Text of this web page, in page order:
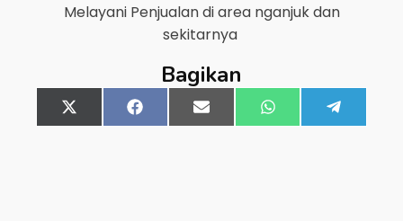
Melayani Penjualan di area nganjukdan
sekitarnya
Bagikan
Share
on
X
(Twitter)
Share
on
FacebookShare
on
Email Share
on
WhatsApp
on